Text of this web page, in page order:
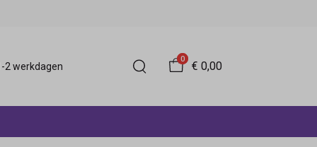
2 werkdagen
0
€ 0,00